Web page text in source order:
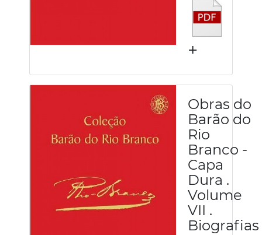
+
Obras do
Barão do
Rio
Branco -
Capa
Dura .
Volume
VII .
Biografias